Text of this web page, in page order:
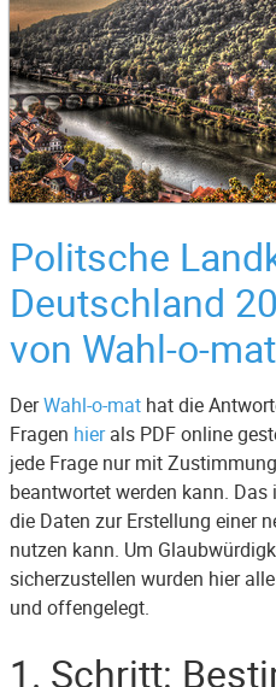
Politsche
Deutschland
von Wahl-o-
DerWahl-o-mat hat die
Fragen hierals PDF online
jede Frage nur mit
beantwortet werden kann.
die Daten zur Erstellung einer
nutzen kann. Um
sicherzustellen wurden hier
und offengelegt.
1. Schritt: